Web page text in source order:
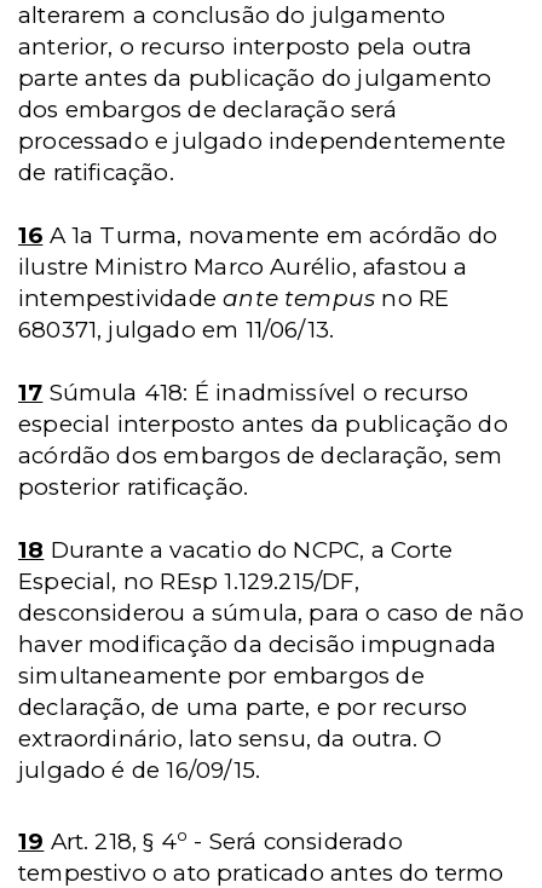
alterarem a conclusão do julgamento
anterior, o recurso interposto pela outra
parte antes da publicação do julgamento
dos embargos de declaração será
processado e julgado independentemente
de ratificação.
16 A 1a Turma, novamente em acórdão do
ilustre Ministro Marco Aurélio, afastou a
intempestividadeante tempus no RE
680371, julgado em 11/06/13.
17 Súmula 418: É inadmissível o recurso
especial interposto antes da publicação do
acórdão dos embargos de declaração, sem
posterior ratificação.
18 Durante a vacatio do NCPC, a Corte
Especial, no REsp 1.129.215/DF,
desconsiderou a súmula, para o caso de não
haver modificação da decisão impugnada
simultaneamente por embargos de
declaração, de uma parte, e por recurso
extraordinário, lato sensu, da outra. O
julgado é de 16/09/15.
19 Art. 218, § 4o - Será considerado
tempestivo o ato praticado antes do termo